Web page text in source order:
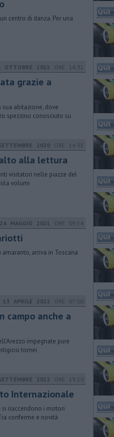
centro di danza. Per una
OTTOBRE 2015 ORE 14:32
grazie a
abitazione, dove
spezzino conosciuto su
2020 ORE 14:35
alla lettura
visitatori nelle piazze del
volumi
24 MAGGIO 2021 ORE 09:54
arriva in Toscana
13 APRILE 2022 ORE 07:00
campo anche a
impegnate pure
tornei
2022 ORE 19:20
Internazionale
riaccendono i motori
conferme e novità